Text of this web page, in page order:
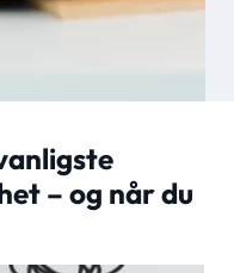
– og når du